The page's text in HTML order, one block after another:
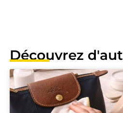
Découvrez